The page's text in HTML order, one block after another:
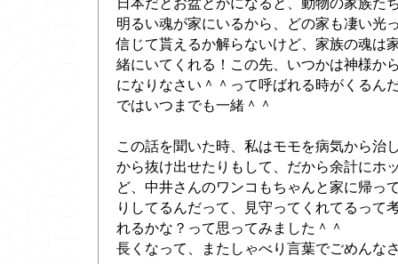
明るい魂が家にいるから、どの家も凄い光
信じて貰えるか解らないけど、家族の魂は
緒にいてくれる！この先、いつかは神様か
になりなさい＾＾って呼ばれる時がくるん
ではいつまでも一緒＾＾
この話を聞いた時、私はモモを病気から治
から抜け出せたりもして、だから余計にホ
ど、中井さんのワンコもちゃんと家に帰っ
りしてるんだって、見守ってくれてるって
れるかな？って思ってみました＾＾
長くなって、またしゃべり言葉でごめんな